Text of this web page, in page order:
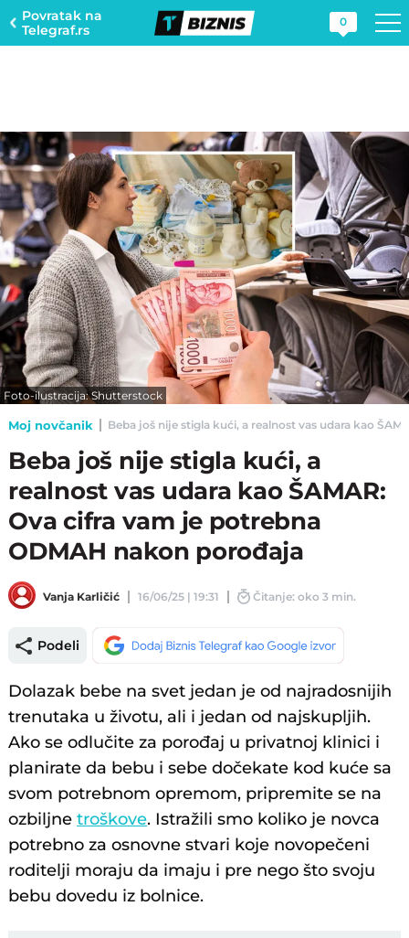
Povratak na
Telegraf.rs
0
Foto-ilustracija: Shutterstock
Moj novčanik Beba još nije stigla kući, a realnost vas udara kao
Beba još nije stigla kući, a
realnost vas udara kao ŠAMAR:
Ova cifra vam je potrebna
ODMAH nakon porođaja
Vanja Karličić 16/06/25 | 19:31 Čitanje: oko 3 min.
Podeli
Dolazak bebe na svet jedan je od najradosnijih
trenutaka u životu, ali i jedan od najskupljih.
Ako se odlučite za porođaj u privatnoj klinici i
planirate da bebu i sebe dočekate kod kuće sa
svom potrebnom opremom, pripremite se na
ozbiljnetroškove. Istražili smo koliko je novca
potrebno za osnovne stvari koje novopečeni
roditelji moraju da imaju i pre nego što svoju
bebu dovedu iz bolnice.